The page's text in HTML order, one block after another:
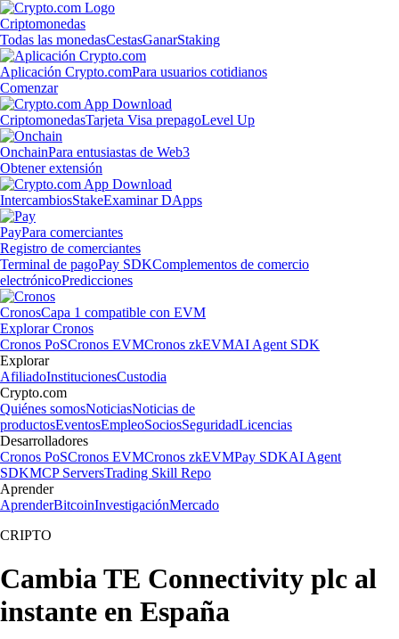
Criptomonedas
Todas las monedasCestasGanarStaking
Aplicación Crypto.comPara usuarios cotidianos
Comenzar
CriptomonedasTarjeta Visa prepagoLevel Up
OnchainPara entusiastas de Web3
Obtener extensión
IntercambiosStakeExaminar DApps
PayPara comerciantes
Registro de comerciantes
Terminal de pagoPay SDKComplementos de comercio
electrónicoPredicciones
CronosCapa 1 compatible con EVM
Explorar Cronos
Cronos PoSCronos EVMCronos zkEVMAI Agent SDK
Explorar
AfiliadoInstitucionesCustodia
Crypto.com
Quiénes somosNoticiasNoticias de
productosEventosEmpleoSociosSeguridadLicencias
Desarrolladores
Cronos PoSCronos EVMCronos zkEVMPay SDKAI Agent
SDKMCP ServersTrading Skill Repo
Aprender
AprenderBitcoinInvestigaciónMercado
CRIPTO
Cambia TE Connectivity plc al
instante en España